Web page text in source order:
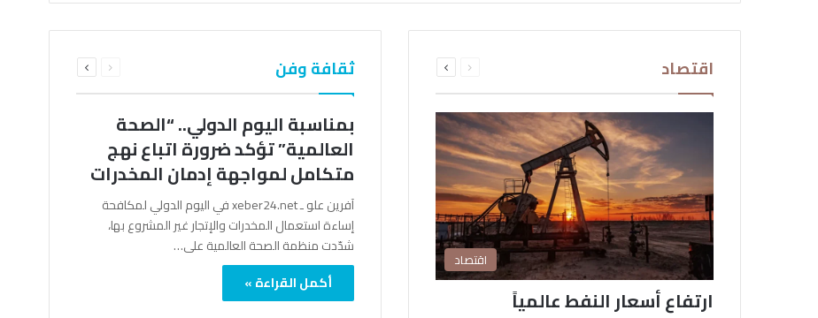
اقتصاد الصفحةالصفحة
اقتصاد
ارتفاع أسعار النفط عالمياً
ثقافة وفن الصفحةالصفحة
بمناسبة اليوم الدولي.. “الصحة
العالمية” تؤكد ضرورة اتباع نهج
متكامل لمواجهة إدمان المخدرات
آفرين علو ـ xeber24.net في اليوم الدولي لمكافحة
إساءة استعمال المخدرات والإتجار غير المشروع بها،
شدّدت منظمة الصحة العالمية على…
أكمل القراءة »